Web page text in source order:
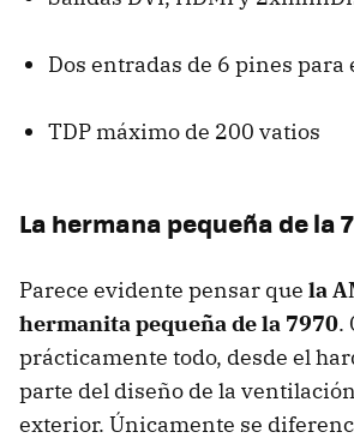
Dos entradas de 6 pines para
TDP máximo de 200 vatios
La hermana pequeña de la
Parece evidente pensar que la
hermanita pequeña de la 7970.
prácticamente todo, desde el
parte del diseño de la
exterior. Únicamente se